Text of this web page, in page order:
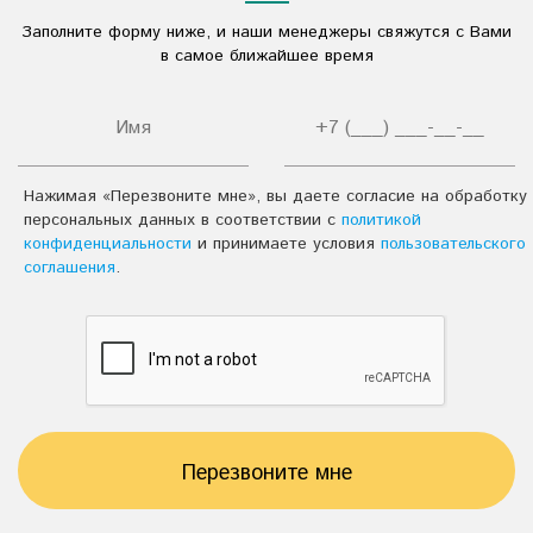
Жидкие моющие средства
Сода кальцинированная
Средства моющие универсальные
Кислотные моющие средства
Щелочные моющие средства
Средства для мытья посуды
Чистящие средства
Технические моющие средства серии
«DEFF»
Моющие средства для уборки
Противогололедные реагенты
Заполните форму ниже, и наши менеджеры свяжутся с Вами
в самое ближайшее время
Нажимая «Перезвоните мне», вы даете согласие на обработку
персональных данных в соответствии с политикой
конфиденциальности и принимаете условия пользовательского
соглашения.
Перезвоните мне